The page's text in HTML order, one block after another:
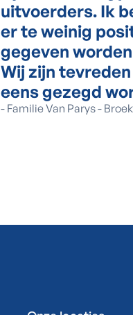
uitvoerders. Ik
er te weinig
gegeven
Wij zijn
eens gezegd
- Familie Van Parys -